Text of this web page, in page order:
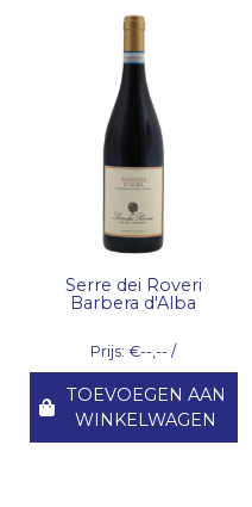
Serre dei Roveri
Barbera d'Alba
Prijs: €--,-- /
TOEVOEGEN AAN
WINKELWAGEN